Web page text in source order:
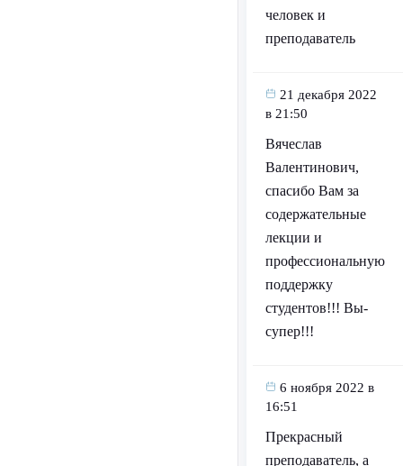
человек и
преподаватель
21 декабря 2022
в 21:50
Вячеслав
Валентинович,
спасибо Вам за
содержательные
лекции и
профессиональную
поддержку
студентов!!! Вы-
супер!!!
6 ноября 2022 в
16:51
Прекрасный
преподаватель, а